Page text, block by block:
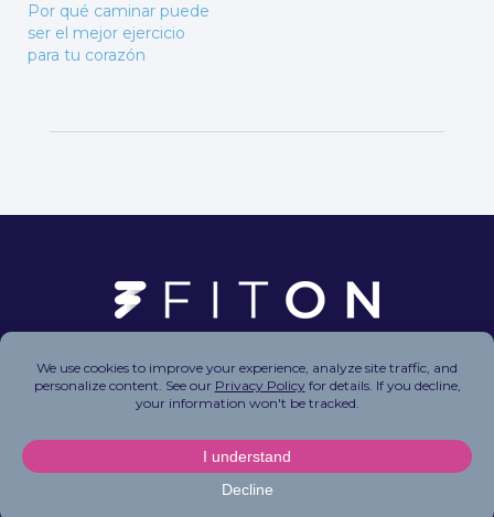
Por qué caminar puede
ser el mejor ejercicio
para tu corazón
Copyright © 2026 FitOn Inc. All Rights Reserved.
Privacy Policy|Terms of Use